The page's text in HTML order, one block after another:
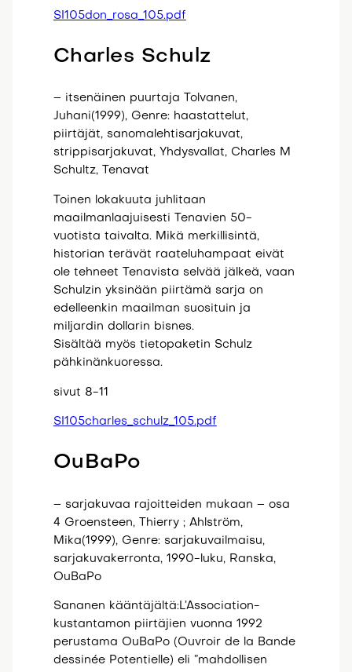
SI105don_rosa_105.pdf
Charles Schulz
– itsenäinen puurtaja Tolvanen,
Juhani(1999), Genre: haastattelut,
piirtäjät, sanomalehtisarjakuvat,
strippisarjakuvat, Yhdysvallat, Charles M
Schultz, Tenavat
Toinen lokakuuta juhlitaan
maailmanlaajuisesti Tenavien 50-
vuotista taivalta. Mikä merkillisintä,
historian terävät raateluhampaat eivät
ole tehneet Tenavista selvää jälkeä, vaan
Schulzin yksinään piirtämä sarja on
edelleenkin maailman suosituin ja
miljardin dollarin bisnes.
Sisältää myös tietopaketin Schulz
pähkinänkuoressa.
sivut 8-11
SI105charles_schulz_105.pdf
OuBaPo
– sarjakuvaa rajoitteiden mukaan – osa
4 Groensteen, Thierry ; Ahlström,
Mika(1999), Genre: sarjakuvailmaisu,
sarjakuvakerronta, 1990-luku, Ranska,
OuBaPo
Sananen kääntäjältä:L’Association-
kustantamon piirtäjien vuonna 1992
perustama OuBaPo (Ouvroir de la Bande
dessinée Potentielle) eli ”mahdollisen